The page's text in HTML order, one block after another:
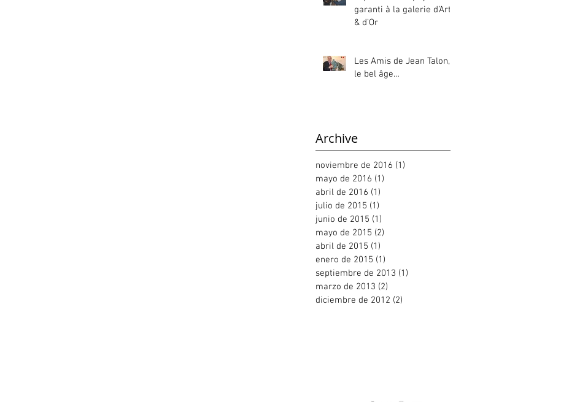
garanti à la galerie d’Art
& d’Or
Les Amis de Jean Talon,
le bel âge…
Archive
noviembre de 2016 (1)
mayo de 2016 (1)
abril de 2016 (1)
julio de 2015 (1)
junio de 2015 (1)
mayo de 2015 (2)
abril de 2015 (1)
enero de 2015 (1)
septiembre de 2013 (1)
marzo de 2013 (2)
diciembre de 2012 (2)